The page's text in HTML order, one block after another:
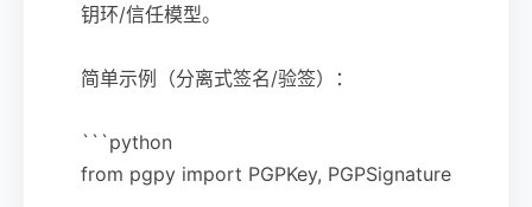
钥环/信任模型。
简单示例（分离式签名/验签）：
```python
from pgpy import PGPKey, PGPSignature